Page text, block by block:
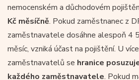
nemocenském a důchodovém
Kč měsíčně. Pokud zaměstnanec z
zaměstnavatele dosáhne alespoň 4
měsíc, vzniká účast na pojištění. U
zaměstnavatelů se hranice
každého zaměstnavatele. Pokud